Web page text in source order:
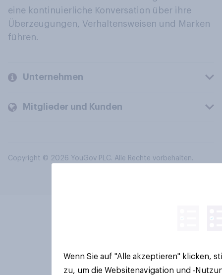
eine kontinuierliche Konversation über ihre
Überzeugungen, Verhaltensweisen und Marken
führen.
Unternehmen
Mitglieder und Kunden
Copyright © 2026 YouGov PLC. Alle Rechte vorbehalten.
Wenn Sie auf "Alle akzeptieren" klicken,
zu, um die Websitenavigation und -